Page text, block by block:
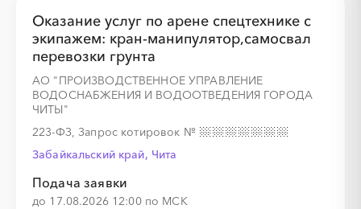
Оказание услуг по арене спецтехнике с
экипажем: кран-манипулятор,самосвал
перевозки грунта
АО "ПРОИЗВОДСТВЕННОЕ УПРАВЛЕНИЕ
ВОДОСНАБЖЕНИЯ И ВОДООТВЕДЕНИЯ ГОРОДА
ЧИТЫ"
223-ФЗ, Запрос котировок №
Забайкальский край, Чита
Подача заявки
до 17.08.2026 12:00 по МСК
░
░
░
░
░
░
░
░
░
░
░
░
░
░
░
░
░
░
░
░
░
░
░
░
░
░